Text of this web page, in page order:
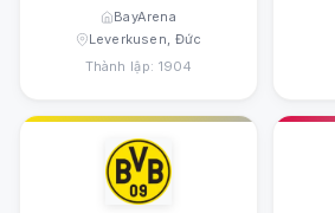
BayArena
Leverkusen, Đức
Thành lập: 1904